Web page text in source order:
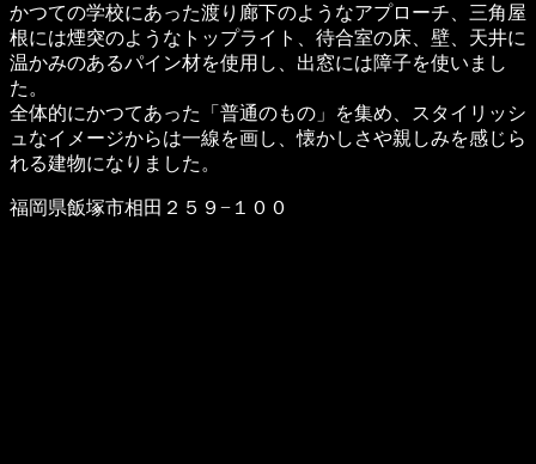
かつての学校にあった渡り廊下のようなアプローチ、三角屋
根には煙突のようなトップライト、待合室の床、壁、天井に
温かみのあるパイン材を使用し、出窓には障子を使いまし
た。
全体的にかつてあった「普通のもの」を集め、スタイリッシ
ュなイメージからは一線を画し、懐かしさや親しみを感じら
れる建物になりました。
福岡県飯塚市相田２５９−１００